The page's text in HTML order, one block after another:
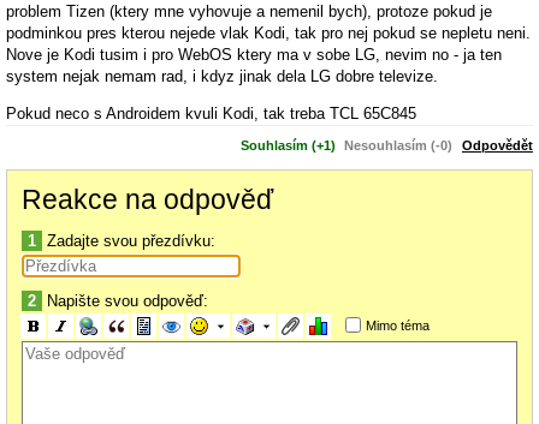
problem Tizen (ktery mne vyhovuje a nemenil bych), protoze pokud je
podminkou pres kterou nejede vlak Kodi, tak pro nej pokud se nepletu neni.
Nove je Kodi tusim i pro WebOS ktery ma v sobe LG, nevim no - ja ten
system nejak nemam rad, i kdyz jinak dela LG dobre televize.
Pokud neco s Androidem kvuli Kodi, tak treba TCL 65C845
Souhlasím (+1) Nesouhlasím (-0) Odpovědět
Reakce na odpověď
1 Zadajte svou přezdívku:
2 Napište svou odpověď:
Mimo téma